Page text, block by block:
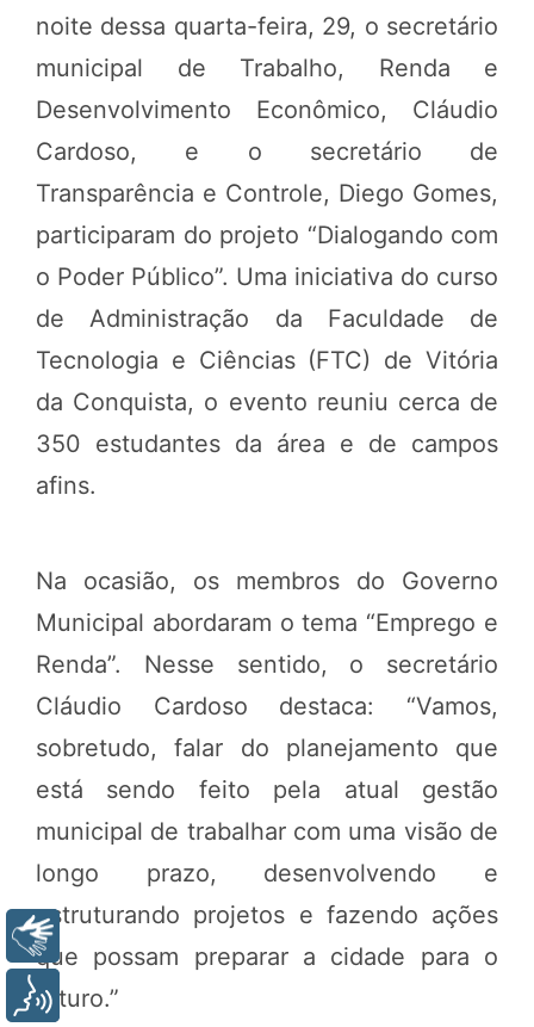
noite dessa quarta-feira, 29, o secretário
municipal de Trabalho, Renda e
Desenvolvimento Econômico, Cláudio
Cardoso, e o secretário de
Transparência e Controle, Diego Gomes,
participaram do projeto “Dialogando com
o Poder Público”. Uma iniciativa do curso
de Administração da Faculdade de
Tecnologia e Ciências (FTC) de Vitória
da Conquista, o evento reuniu cerca de
350 estudantes da área e de campos
afins.
Na ocasião, os membros do Governo
Municipal abordaram o tema “Emprego e
Renda”. Nesse sentido, o secretário
Cláudio Cardoso destaca: “Vamos,
sobretudo, falar do planejamento que
está sendo feito pela atual gestão
municipal de trabalhar com uma visão de
longo prazo, desenvolvendo e
estruturando projetos e fazendo ações
que possam preparar a cidade para o
futuro.”
Voz